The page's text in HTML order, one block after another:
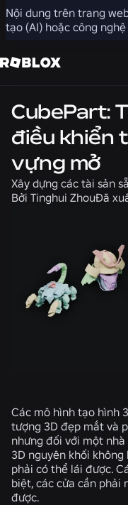
Nội dung trên trang
tạo (AI) hoặc công
Chia sẻ
Kỹ thuật
CubePart:
điều khiển
vựng mở
Xây dựng các tài sản
Bởi Tinghui ZhouĐã
Các mô hình tạo hình
tượng 3D đẹp mắt và
nhưng đối với một
3D nguyên khối
phải có thể lái được.
biệt, các cửa cần phải
được.